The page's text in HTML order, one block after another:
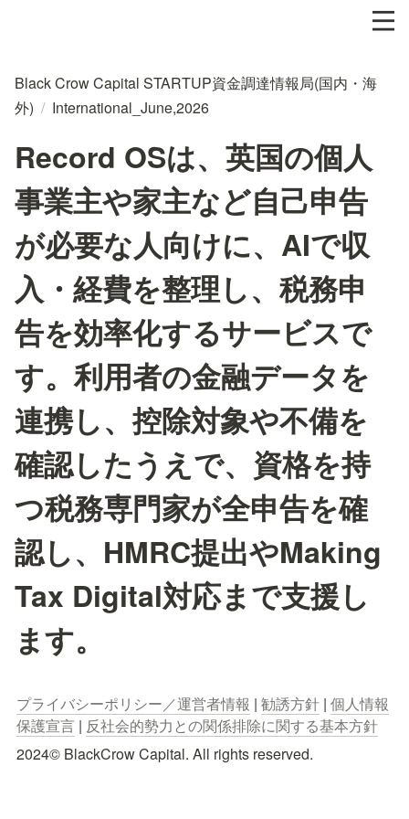
Black Crow Capital STARTUP資金調達情報局(国内・海
外) / International_June,2026
Record OSは、英国の個人
事業主や家主など自己申告
が必要な人向けに、AIで収
入・経費を整理し、税務申
告を効率化するサービスで
す。利用者の金融データを
連携し、控除対象や不備を
確認したうえで、資格を持
つ税務専門家が全申告を確
認し、HMRC提出やMaking
Tax Digital対応まで支援し
ます。
プライバシーポリシー／運営者情報 | 勧誘方針 | 個人情報
保護宣言 | 反社会的勢力との関係排除に関する基本方針
2024© BlackCrow Capital. All rights reserved.